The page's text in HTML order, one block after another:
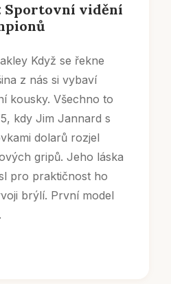
Sportovní vidění
Když se řekne
z nás si vybaví
kousky. Všechno to
kdy Jim Jannard s
dolarů rozjel
gripů. Jeho láska
pro praktičnost ho
brýlí. První model